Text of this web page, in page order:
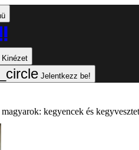
Kinézet
Jelentkezz be!
kegyencek és